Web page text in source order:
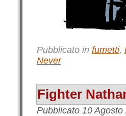
Pubblicato in fumetti,
Never
Fighter
Pubblicato 10 Agosto